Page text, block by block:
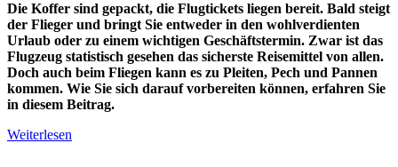
Die Koffer sind gepackt, die Flugtickets liegen bereit. Bald steigt
der Flieger und bringt Sie entweder in den wohlverdienten
Urlaub oder zu einem wichtigen Geschäftstermin. Zwar ist das
Flugzeug statistisch gesehen das sicherste Reisemittel von allen.
Doch auch beim Fliegen kann es zu Pleiten, Pech und Pannen
kommen. Wie Sie sich darauf vorbereiten können, erfahren Sie
in diesem Beitrag.
Weiterlesen